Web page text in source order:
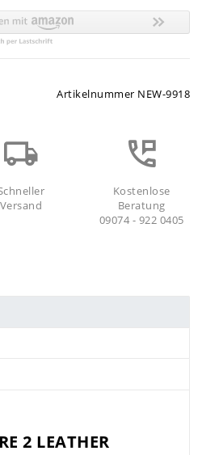
Artikelnummer NEW-9918
Versand
Kostenlose
Beratung
09074 - 922 0405
2 LEATHER